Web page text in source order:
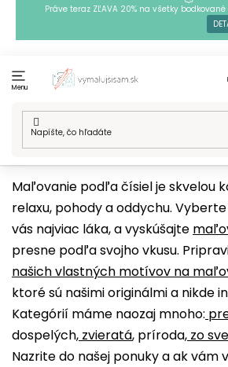
Práve teraz ZĽAVA 20% na všetky
Menu
Domov
Maľovanie podľa čísiel je skvelou
relaxu, pohody a oddychu.
vás najviac láka, a vyskúšajte
presne podľa svojho vkusu.
našich vlastných motívov na
ktoré sú našimi originálmi a nikde
Kategórií máme naozaj mnoho:
dospelých, zvieratá, príroda, zo
Nazrite do našej ponuky a ak vám